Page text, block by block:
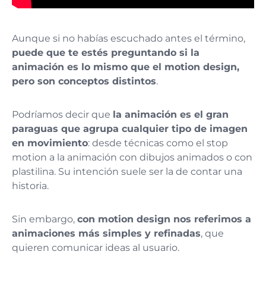
Aunque si no habías escuchado antes el término,
puede que te estés preguntando si la
animación es lo mismo que el motion design,
pero son conceptos distintos.
Podríamos decir que la animación es el gran
paraguas que agrupa cualquier tipo de imagen
en movimiento: desde técnicas como el stop
motion a la animación con dibujos animados o con
plastilina. Su intención suele ser la de contar una
historia.
Sin embargo, con motion design nos referimos a
animaciones más simples y refinadas, que
quieren comunicar ideas al usuario.